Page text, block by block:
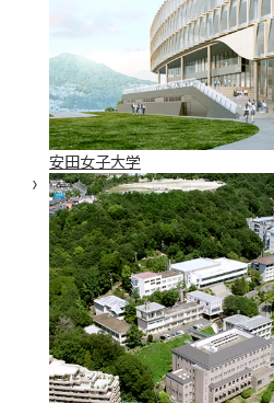
安田女子大学